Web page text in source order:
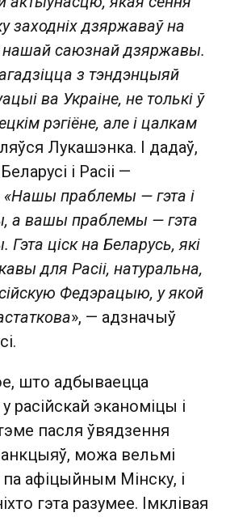
заходніх дзяржаваў на
нашай саюзнай дзяржавы.
з тэндэнцыяй
ва Украіне, не толькі ў
рэгіёне, але і цалкам
Лукашэнка. І дадаў,
і Расіі —
«Нашы праблемы — гэта і
а вашы праблемы — гэта
ціск на Беларусь, які
для Расіі, натуральна,
Федэрацыю, у якой
», — адзначыў
што адбываецца
расійскай эканоміцы і
пасля ўвядзення
можа вельмі
афіцыйным Мінску, і
гэта разумее. Імклівая